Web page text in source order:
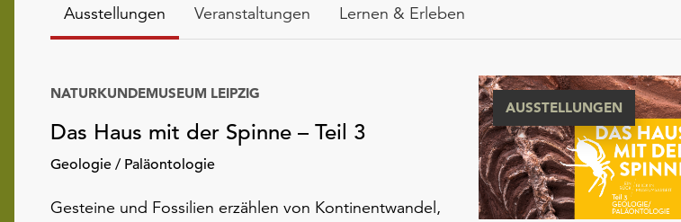
Ausstellungen Veranstaltungen Lernen & Erleben
Das Haus mit der Spinne – Teil 3
Geologie / Paläontologie
NATURKUNDEMUSEUM LEIPZIG
Gesteine und Fossilien erzählen von Kontinentwandel,
AUSSTELLUNGEN